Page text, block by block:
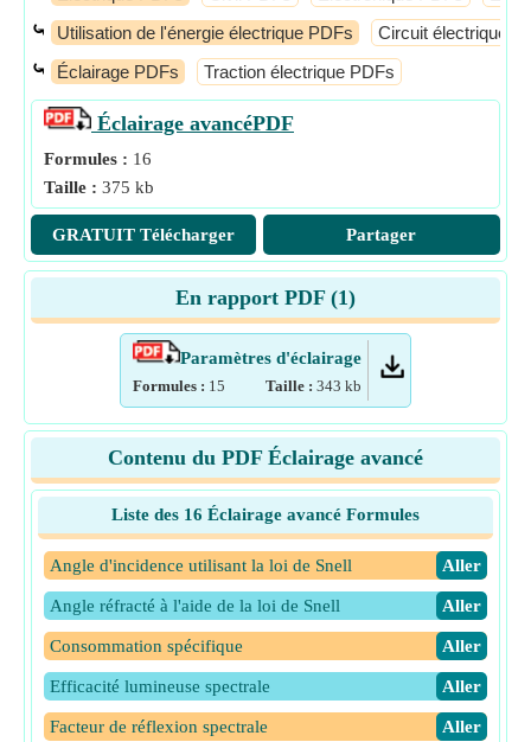
⤿ Utilisation de l'énergie électrique PDFs Circuit électrique
⤿ Éclairage PDFs Traction électrique PDFs
Éclairage avancéPDF
Formules : 16
Taille : 375 kb
GRATUIT Télécharger Partager
En rapport PDF (1)
Paramètres d'éclairage
Formules : 15 Taille : 343 kb
Contenu du PDF Éclairage avancé
Liste des 16 Éclairage avancé Formules
Angle d'incidence utilisant la loi de Snell ​Aller
Angle réfracté à l'aide de la loi de Snell ​Aller
Consommation spécifique ​Aller
Efficacité lumineuse spectrale ​Aller
Facteur de réflexion spectrale ​Aller